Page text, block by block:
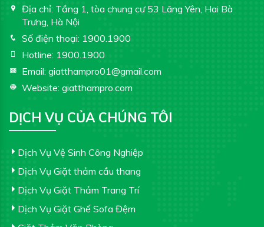
Địa chỉ: Tầng 1, tòa chung cư 53 Lãng Yên, Hai Bà
Trưng, Hà Nội
Số điện thoại: 1900.1900
Hotline: 1900.1900
Email: giatthampro01@gmail.com
Website: giatthampro.com
DỊCH VỤ CỦA CHÚNG TÔI
Dịch Vụ Vệ Sinh Công Nghiệp
Dịch Vụ Giặt thảm cầu thang
Dịch Vụ Giặt Thảm Trang Trí
Dịch Vụ Giặt Ghế Sofa Đệm